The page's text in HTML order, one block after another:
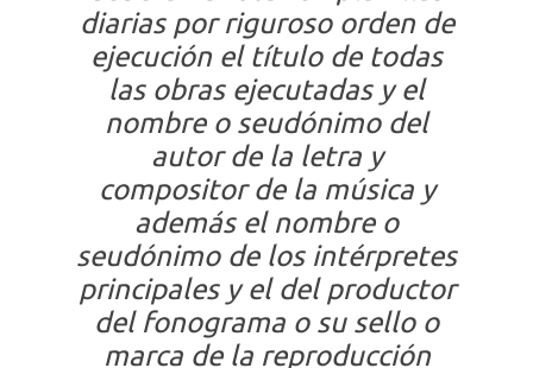
diarias por riguroso orden de
ejecución el título de todas
las obras ejecutadas y el
nombre o seudónimo del
autor de la letra y
compositor de la música y
además el nombre o
seudónimo de los intérpretes
principales y el del productor
del fonograma o su sello o
marca de la reproducción